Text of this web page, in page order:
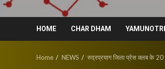
HOME CHAR DHAM
Home NEWS रुद्रप्रयाग जिला प्रेस क्लब के 20